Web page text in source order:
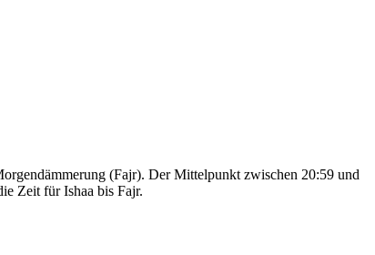
(Fajr). Der Mittelpunkt zwischen 20:59 und
Zeit für Ishaa bis Fajr.